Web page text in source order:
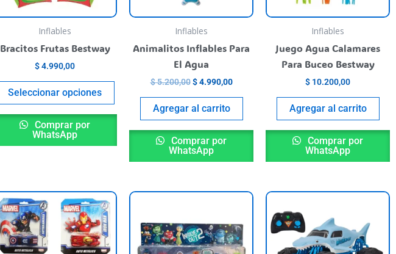
Inflables
Bracitos Frutas Bestway
$4.990,00
Seleccionar opciones
may
chosen
page
Comprar por
WhatsApp
Inflables
Animalitos Inflables Para
El Agua
$5.200,00 $4.990,00
Agregar al carrito
Comprar por
WhatsApp
Inflables
Juego Agua Calamares
Para Buceo Bestway
$ 10.200,00
Agregar al carrito
Comprar por
WhatsApp
This
multiple
This
product
multiple